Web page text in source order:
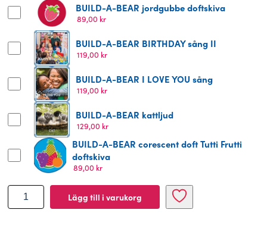
BUILD-A-BEAR jordgubbe doftskiva
89,00 kr
BUILD-A-BEAR BIRTHDAY sång II
119,00 kr
BUILD-A-BEAR I LOVE YOU sång
119,00 kr
BUILD-A-BEAR kattljud
129,00 kr
BUILD-A-BEAR corescent doft Tutti Frutti
doftskiva
89,00 kr
BUILD-
Lägg till i varukorg